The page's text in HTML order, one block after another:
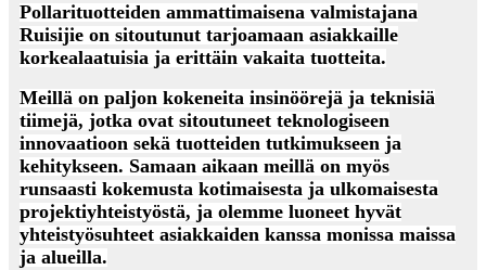
Pollarituotteiden ammattimaisena valmistajana
Ruisijie on sitoutunut tarjoamaan asiakkaille
korkealaatuisia ja erittäin vakaita tuotteita.
Meillä on paljon kokeneita insinöörejä ja teknisiä
tiimejä, jotka ovat sitoutuneet teknologiseen
innovaatioon sekä tuotteiden tutkimukseen ja
kehitykseen. Samaan aikaan meillä on myös
runsaasti kokemusta kotimaisesta ja ulkomaisesta
projektiyhteistyöstä, ja olemme luoneet hyvät
yhteistyösuhteet asiakkaiden kanssa monissa maissa
ja alueilla.